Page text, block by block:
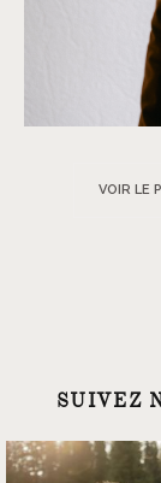
VOIR LE
SUIVEZ